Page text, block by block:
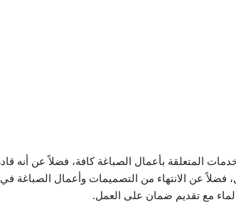
المتعلقة بأعمال الصباغة كافة، فضلاً عن أنه
فضلاً عن الانتهاء من التصميمات وأعمال الصباغة
مع تقديم ضمان على العمل.